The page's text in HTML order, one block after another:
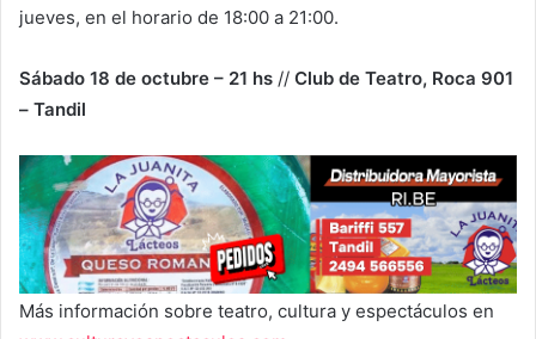
jueves, en el horario de 18:00 a 21:00.
Sábado 18 de octubre – 21 hs // Club de Teatro, Roca 901
– Tandil
Más información sobre teatro, cultura y espectáculos en